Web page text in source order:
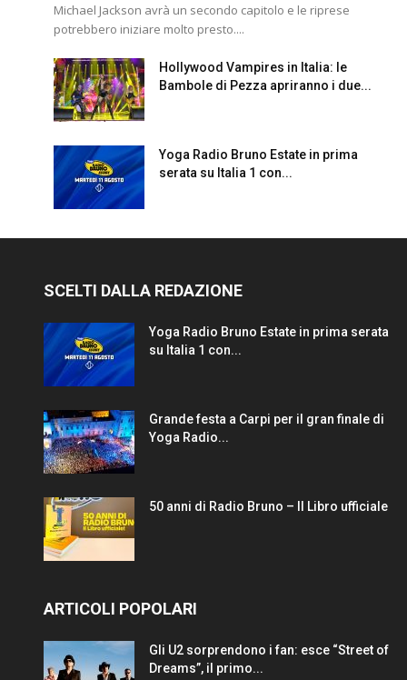
Michael Jackson avrà un secondo capitolo e le riprese
potrebbero iniziare molto presto....
Hollywood Vampires in Italia: le
Bambole di Pezza apriranno i due...
Yoga Radio Bruno Estate in prima
serata su Italia 1 con...
SCELTI DALLA REDAZIONE
Yoga Radio Bruno Estate in prima serata
su Italia 1 con...
Grande festa a Carpi per il gran finale di
Yoga Radio...
50 anni di Radio Bruno – Il Libro ufficiale
ARTICOLI POPOLARI
Gli U2 sorprendono i fan: esce “Street of
Dreams”, il primo...